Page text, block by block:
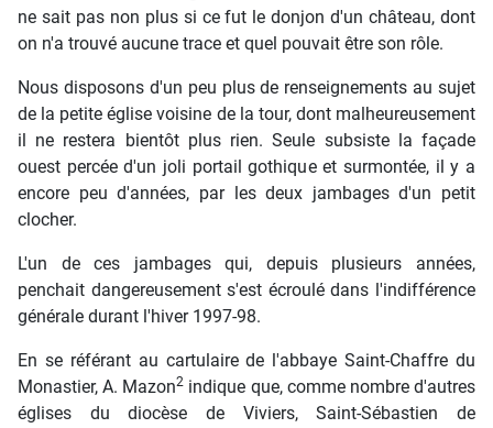
ne sait pas non plus si ce fut le donjon d'un château, dont
on n'a trouvé aucune trace et quel pouvait être son rôle.
Nous disposons d'un peu plus de renseignements au sujet
de la petite église voisine de la tour, dont malheureusement
il ne restera bientôt plus rien. Seule subsiste la façade
ouest percée d'un joli portail gothique et surmontée, il y a
encore peu d'années, par les deux jambages d'un petit
clocher.
L'un de ces jambages qui, depuis plusieurs années,
penchait dangereusement s'est écroulé dans l'indifférence
générale durant l'hiver 1997-98.
En se référant au cartulaire de l'abbaye Saint-Chaffre du
Monastier, A. Mazon2 indique que, comme nombre d'autres
églises du diocèse de Viviers, Saint-Sébastien de